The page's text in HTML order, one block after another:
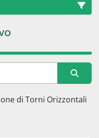
di Torni Orizzontali